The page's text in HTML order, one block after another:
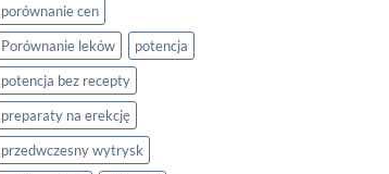
porównanie cen
Porównanie leków
potencja
potencja bez recepty
preparaty na erekcję
przedwczesny wytrysk